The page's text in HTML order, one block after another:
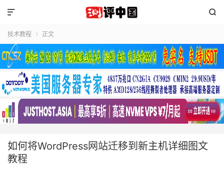


技术教程  正文
如何将WordPress网站迁移到新主机详细图文
教程